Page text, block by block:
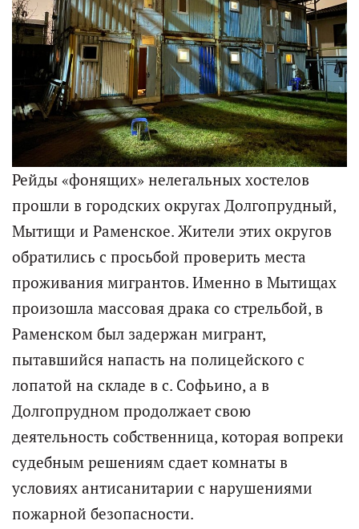
Рейды «фонящих» нелегальных хостелов
прошли в городских округах Долгопрудный,
Мытищи и Раменское. Жители этих округов
обратились с просьбой проверить места
проживания мигрантов. Именно в Мытищах
произошла массовая драка со стрельбой, в
Раменском был задержан мигрант,
пытавшийся напасть на полицейского с
лопатой на складе в с. Софьино, а в
Долгопрудном продолжает свою
деятельность собственница, которая вопреки
судебным решениям сдает комнаты в
условиях антисанитарии с нарушениями
пожарной безопасности.